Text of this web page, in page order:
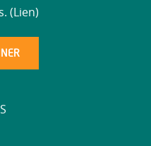
( Lien)